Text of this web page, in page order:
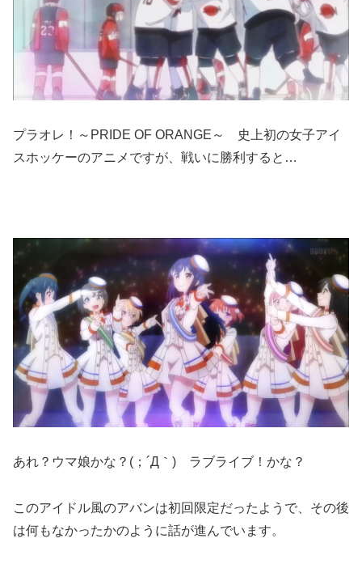
プラオレ！～PRIDE OF ORANGE～ 史上初の女子アイ
スホッケーのアニメですが、戦いに勝利すると…
あれ？ウマ娘かな？(；´Д｀) ラブライブ！かな？
このアイドル風のアバンは初回限定だったようで、その後
は何もなかったかのように話が進んでいます。